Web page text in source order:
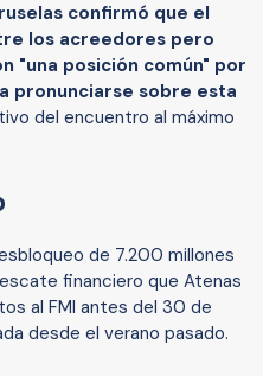
confirmó que el
los acreedores pero
"una posición común" por
pronunciarse sobre esta
del encuentro al máximo
de 7.200 millones
financiero que Atenas
al FMI antes del 30 de
desde el verano pasado.